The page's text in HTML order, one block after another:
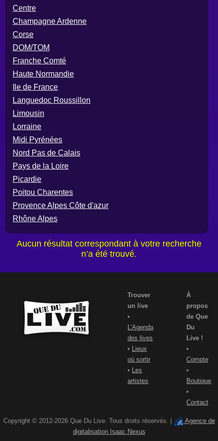
Centre
Champagne Ardenne
Corse
DOM/TOM
Franche Comté
Haute Normandie
Ile de France
Languedoc Roussillon
Limousin
Lorraine
Midi Pyrénées
Nord Pas de Calais
Pays de la Loire
Picardie
Poitou Charentes
Provence Alpes Côte d'azur
Rhône Alpes
Aucun résultat correspondant à votre recherche
n’a été trouvé.
Trouver
un live
•
L’Agenda
des lives
•
Lieux
où sortir
•
Les
artistes
À
propos
de Que
Du
Live !
•
Compte
•
Boutique
•
Contact
Copyright © 2012-2026 Que Du Live. Tous droits réservés. |
Agence de
digitalisation Isaac Nexus